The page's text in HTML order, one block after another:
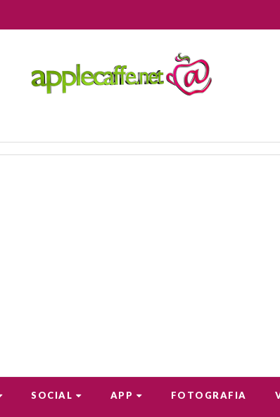
SOCIAL APP FOTOGRAFIA